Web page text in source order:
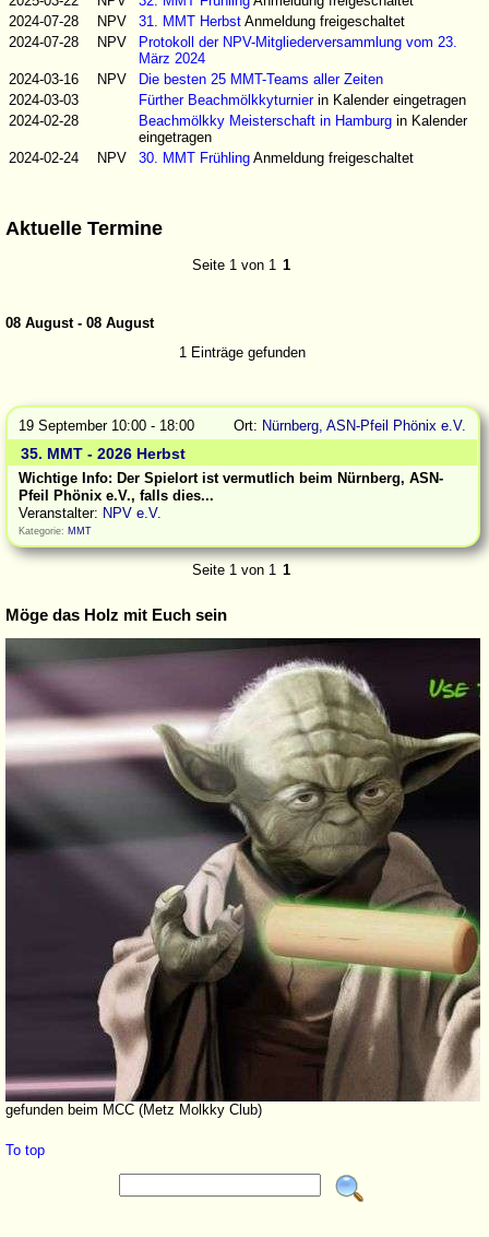
2024-07-28
NPV 31. MMT Herbst Anmeldung freigeschaltet
2024-07-28
NPV
Protokoll der NPV-Mitgliederversammlung vom 23.
März 2024
2024-03-16
NPV
Die besten 25 MMT-Teams aller Zeiten
2024-03-03
Fürther Beachmölkkyturnierin Kalender eingetragen
2024-02-28
Beachmölkky Meisterschaft in Hamburg in Kalender
eingetragen
2024-02-24
NPV 30. MMT Frühling Anmeldung freigeschaltet
Aktuelle Termine
Seite 1 von 1 1
08 August - 08 August
1 Einträge gefunden
19 September 10:00 - 18:00 Ort: Nürnberg, ASN-Pfeil Phönix e.V.
35. MMT - 2026 Herbst
Wichtige Info: Der Spielort ist vermutlich beim Nürnberg, ASN-
Pfeil Phönix e.V., falls dies...
Veranstalter: NPV e.V.
Kategorie: MMT
Seite 1 von 1 1
Möge das Holz mit Euch sein
gefunden beim MCC (Metz Molkky Club)
To top